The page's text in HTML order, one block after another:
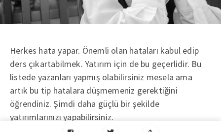
Herkes hata yapar. Önemli olan hataları kabul edip
ders çıkartabilmek. Yatırım için de bu geçerlidir. Bu
listede yazanları yapmış olabilirsiniz mesela ama
artık bu tip hatalara düşmemeniz gerektiğini
öğrendiniz. Şimdi daha güçlü bir şekilde
yatırımlarınızı yapabilirsiniz.